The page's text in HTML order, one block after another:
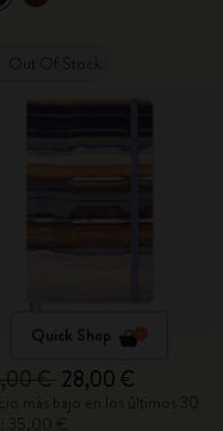
Quick Shop
28,00 €